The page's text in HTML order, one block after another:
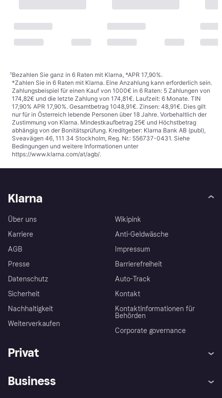
¹Bezahlen Sie ganz in 6 Raten mit Klarna, *APR 17,90%.
*Zahlen Sie in 6 Raten mit Klarna. Eine Anzahlung kann erforderlich sein.
Zahlungsbeispiel für einen Kauf von 1000€ in 6 Raten: 5 Zahlungen von
174,82€ und die letzte Zahlung von 174,81€. Laufzeit: 6 Monate. TIN
17,90% APR 17,90%. Gesamtbetrag 1048,91€. Zinsen: 48,91€. Dies gilt
nur für in Österreich lebende Personen über 18 Jahre. Vorbehaltlich der
Zustimmung von Klarna. Mindestkaufbetrag 25€ und Höchstbetrag
abhängig von der Bonitätsprüfung. Kreditgeber: Klarna Bank AB (publ),
Sveavägen 46, 111 34 Stockholm, Reg. Nr.: 556737-0431. Siehe
Bedingungen und weitere Informationen unter
https://www.klarna.com/at/agb/.
Klarna
Über uns
Karriere
AGB
Presse
Datenschutz
Sicherheit
Nachhaltigkeit
Weiterverkaufen
Wikipink
Anti-Geldwäsche
Impressum
Barrierefreiheit
Auto-Track
Kontakt
Kontaktinformationen für
Behörden
Corporate governance
Privat
Business